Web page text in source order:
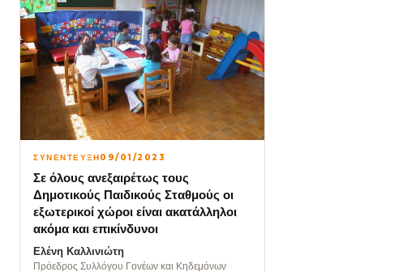
ΣΥΝΕΝΤΕΥΞΗ09/01/2023
Σε όλους ανεξαιρέτως τους
Δημοτικούς Παιδικούς Σταθμούς οι
εξωτερικοί χώροι είναι ακατάλληλοι
ακόμα και επικίνδυνοι
Ελένη Καλλινιώτη
Πρόεδρος Συλλόγου Γονέων και Κηδεμόνων